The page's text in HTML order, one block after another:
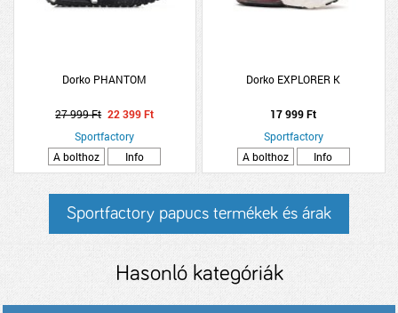
Dorko PHANTOM
27 999 Ft 22 399 Ft
Sportfactory
A bolthoz
Info
Dorko EXPLORER K
17 999 Ft
Sportfactory
A bolthoz
Info
Sportfactory papucs termékek és árak
Hasonló kategóriák